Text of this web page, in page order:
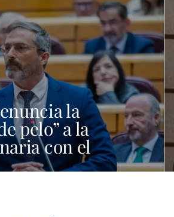
la
pelo” a la
con el
Joven